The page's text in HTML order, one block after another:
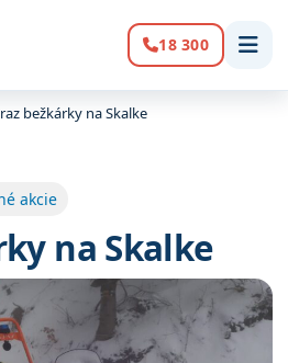
Volanie:
18 300
bežkárky na Skalke
akcie
na Skalke